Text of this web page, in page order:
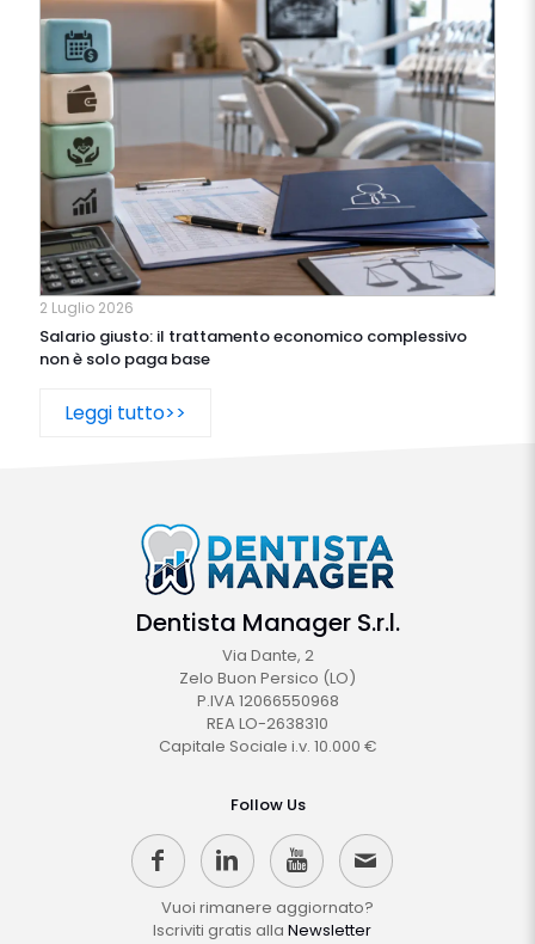
2 Luglio 2026
Salario giusto: il trattamento economico complessivo
non è solo paga base
Leggi tutto>>
Dentista Manager S.r.l.
Via Dante, 2
Zelo Buon Persico (LO)
P.IVA 12066550968
REA LO-2638310
Capitale Sociale i.v. 10.000 €
Follow Us
Vuoi rimanere aggiornato?
Iscriviti gratis alla Newsletter